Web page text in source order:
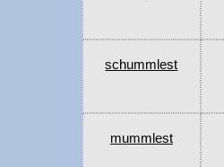
schummlest
mummlest